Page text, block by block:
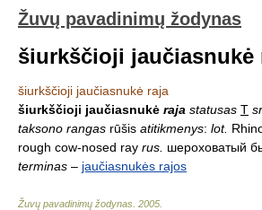
Žuvų pavadinimų žodynas
šiurkščioji jaučiasnukė
šiurkščioji jaučiasnukė raja
šiurkščioji jaučiasnukė raja statusas T
taksono rangas rūšis atitikmenys: lot.
rough cow-nosed ray rus. шероховатый
terminas – jaučiasnukės rajos
Žuvų pavadinimų žodynas 2005